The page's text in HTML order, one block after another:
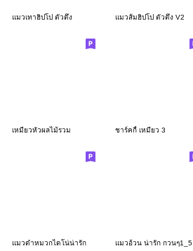
แมวเทาฮิปโป ตัวตึง แมวส้มฮิปโป ตัวตึง V2
เหมียวหัวผลไม้รวม ชาร์คกี้ เหมียว 3
แมวดำหมวกไดโน่น่ารัก แมวอ้วน น่ารัก กวนๆ1_5